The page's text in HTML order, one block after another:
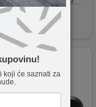
koji će saznati za
materijal u srebrnoj boji.
kaišić za nošenje.
KM